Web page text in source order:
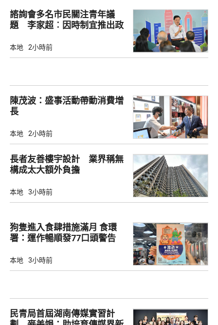
諮詢會多名市民關注青年議
題 李家超︰因時制宜推出政
本地 2小時前
陳茂波：盛事活動帶動消費增
長
本地 2小時前
長者友善樓宇設計 業界稱無
構成太大額外負擔
本地 3小時前
狗隻進入食肆措施滿月 食環
署：運作暢順發77口頭警告
本地 3小時前
民青局首屆湖南傳媒實習計